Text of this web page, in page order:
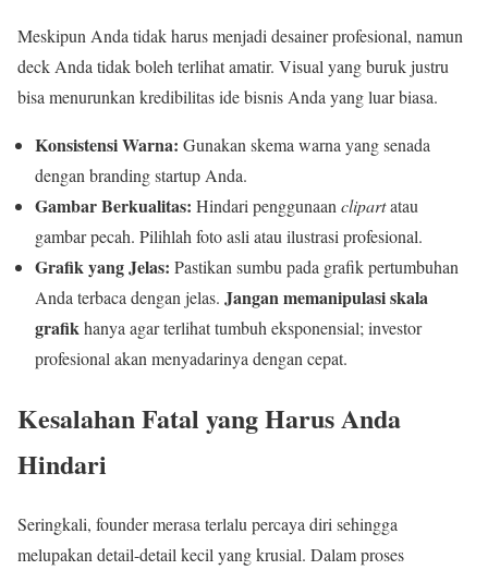
Meskipun Anda tidak harus menjadi desainer profesional, namun
deck Anda tidak boleh terlihat amatir. Visual yang buruk justru
bisa menurunkan kredibilitas ide bisnis Anda yang luar biasa.
Konsistensi Warna: Gunakan skema warna yang senada
dengan branding startup Anda.
Gambar Berkualitas: Hindari penggunaan clipartatau
gambar pecah. Pilihlah foto asli atau ilustrasi profesional.
Grafik yang Jelas: Pastikan sumbu pada grafik pertumbuhan
Anda terbaca dengan jelas. Jangan memanipulasi skala
grafikhanya agar terlihat tumbuh eksponensial; investor
profesional akan menyadarinya dengan cepat.
Kesalahan Fatal yang Harus Anda
Hindari
Seringkali, founder merasa terlalu percaya diri sehingga
melupakan detail-detail kecil yang krusial. Dalam proses